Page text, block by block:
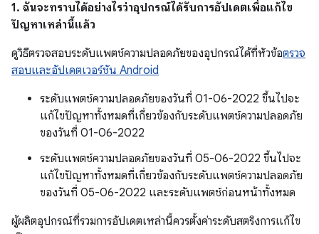
1. ฉันจะทราบได้อย่างไรว่าอุปกรณ์ได้รับการอัปเดตเพื่อแก้ไข
ปัญหาเหล่านี้แล้ว
ดูวิธีตรวจสอบระดับแพตช์ความปลอดภัยของอุปกรณ์ได้ที่หัวข้อตรวจ
สอบและอัปเดตเวอร์ชัน Android
ระดับแพตช์ความปลอดภัยของวันที่ 01-06-2022 ขึ้นไปจะ
แก้ไขปัญหาทั้งหมดที่เกี่ยวข้องกับระดับแพตช์ความปลอดภัย
ของวันที่ 01-06-2022
ระดับแพตช์ความปลอดภัยของวันที่ 05-06-2022 ขึ้นไปจะ
แก้ไขปัญหาทั้งหมดที่เกี่ยวข้องกับระดับแพตช์ความปลอดภัย
ของวันที่ 05-06-2022 และระดับแพตช์ก่อนหน้าทั้งหมด
ผู้ผลิตอุปกรณ์ที่รวมการอัปเดตเหล่านี้ควรตั้งค่าระดับสตริงการแก้ไข